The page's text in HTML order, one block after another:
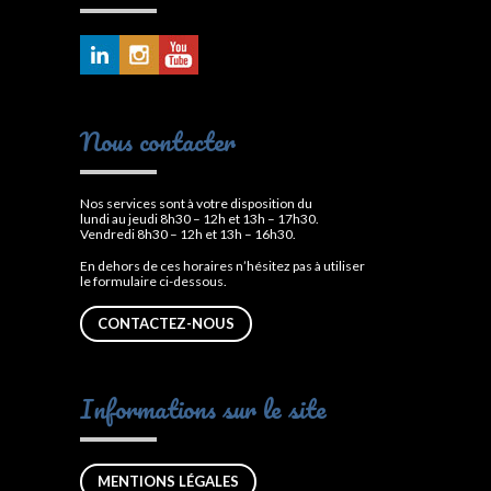
Nous contacter
Nos services sont à votre disposition du
lundi au jeudi 8h30 – 12h et 13h – 17h30.
Vendredi 8h30 – 12h et 13h – 16h30.
En dehors de ces horaires n’hésitez pas à utiliser
le formulaire ci-dessous.
CONTACTEZ-NOUS
Informations sur le site
MENTIONS LÉGALES